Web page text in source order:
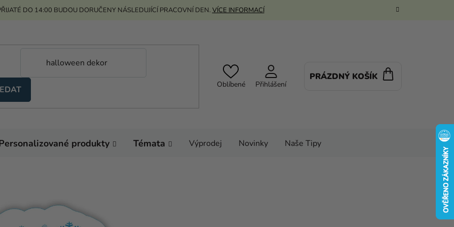
DO 14:00 BUDOU DORUČENY NÁSLEDUJÍCÍ PRACOVNÍ DEN. VÍCE INFORMACÍ
Oblíbené Přihlášení
PRÁZDNÝ KOŠÍK
produkty Témata Výprodej Novinky Naše Tipy